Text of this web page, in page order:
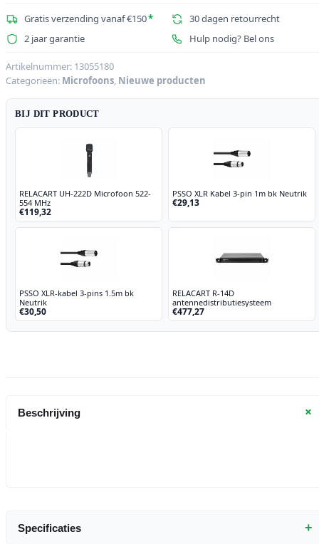
260D
2-
UHF
ontvanger
522-
554
MHz
Gratis verzending vanaf €150*
30 dagen retourrecht
2 jaar garantie
Hulp nodig? Bel ons
Artikelnummer: 13055180
Categorieën: Microfoons, Nieuwe producten
BIJ DIT PRODUCT
RELACART UH-222D Microfoon 522-
554 MHz
€119,32
PSSO XLR Kabel 3-pin 1m bk Neutrik
€29,13
PSSO XLR-kabel 3-pins 1.5m bk
Neutrik
€30,50
RELACART R-14D
antennedistributiesysteem
€477,27
Beschrijving +
Specificaties +